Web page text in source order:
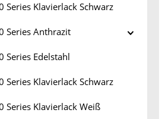
Series Klavierlack Schwarz
Series Anthrazit
Series Edelstahl
Series Klavierlack Schwarz
Series Klavierlack Weiß